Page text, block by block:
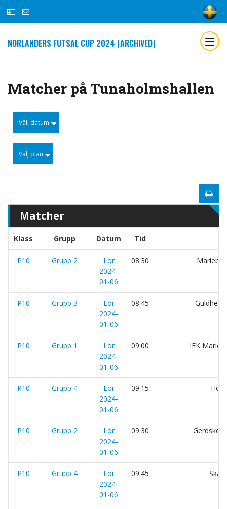
NORLANDERS FUTSAL CUP 2024 [ARCHIVED]
Matcher på Tunaholmshallen
Välj datum
Välj plan
Matcher
Klass Grupp Datum Tid
P10 Grupp 2
Lör
2024-
01-06
08:30
P10 Grupp 3
Lör
2024-
01-06
08:45
P10 Grupp 1
Lör
2024-
01-06
09:00 IFK
P10 Grupp 4
Lör
2024-
01-06
09:15
P10 Grupp 2
Lör
2024-
01-06
09:30 Gerdsken
P10 Grupp 4
Lör
2024-
01-06
09:45